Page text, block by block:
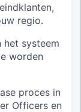
regio.
systeem
worden
proces in
Officers en